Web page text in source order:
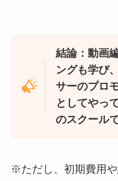
結論：動画
ングも学び
サーのプロ
としてやっ
のスクール
※ただし、初期費用